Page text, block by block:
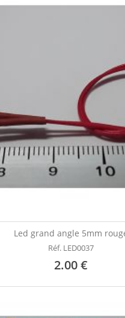
Led grand angle 5mm
Réf. LED0037
2.00 €